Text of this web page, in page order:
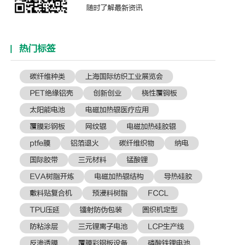
随时了解最新资讯
热门标签
碳纤维种类
上海国际纺织工业展览会
PET绝缘铝壳
创新创业
桡性覆铜板
太阳能电池
电磁加热辊医疗应用
覆膜彩钢板
网纹辊
电磁加热硅胶辊
ptfe膜
铝箔退火 碳纤维织物
纳电
国际胶带
三元材料
锰酸锂
EVA树脂开炼
电磁加热辊结构
导热硅胶
敷料贴复合机
预浸料树脂
FCCL
TPU压延
镭射防伪包装
圆织机定型
防粘涂层
三元锂离子电池
LCP生产线
反渗透膜
覆膜彩钢板设备
磷酸铁锂电池